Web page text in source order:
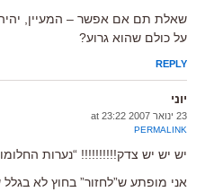
שאלת תם אם אפשר – המעיין,
על כולם שהוא גרוע?
REPLY
יוני
23 ינואר 2007 at 23:22
PERMALINK
יש יש יש צדק!!!!!!!!!! “נערות
אני מופתע ש”לחזור” בחוץ לא